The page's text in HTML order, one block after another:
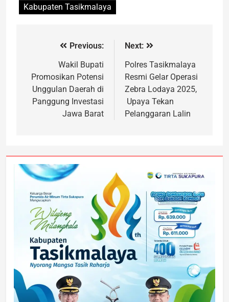
Kabupaten Tasikmalaya
Previous:
Wakil Bupati
Promosikan Potensi
Unggulan Daerah di
Panggung Investasi
Jawa Barat
Next:
Polres Tasikmalaya
Resmi Gelar Operasi
Zebra Lodaya 2025,
Upaya Tekan
Pelanggaran Lalin